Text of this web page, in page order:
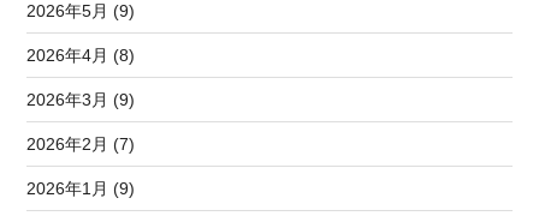
2026年5月 (9)
2026年4月 (8)
2026年3月 (9)
2026年2月 (7)
2026年1月 (9)